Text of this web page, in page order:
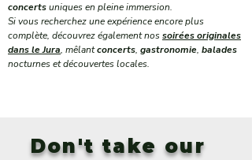
concertsuniques en pleine immersion.
Si vous recherchez une expérience encore plus
complète, découvrez également nos soirées originales
dans le Jura, mêlantconcerts, gastronomie, balades
nocturnes et découvertes locales.
Don't take our